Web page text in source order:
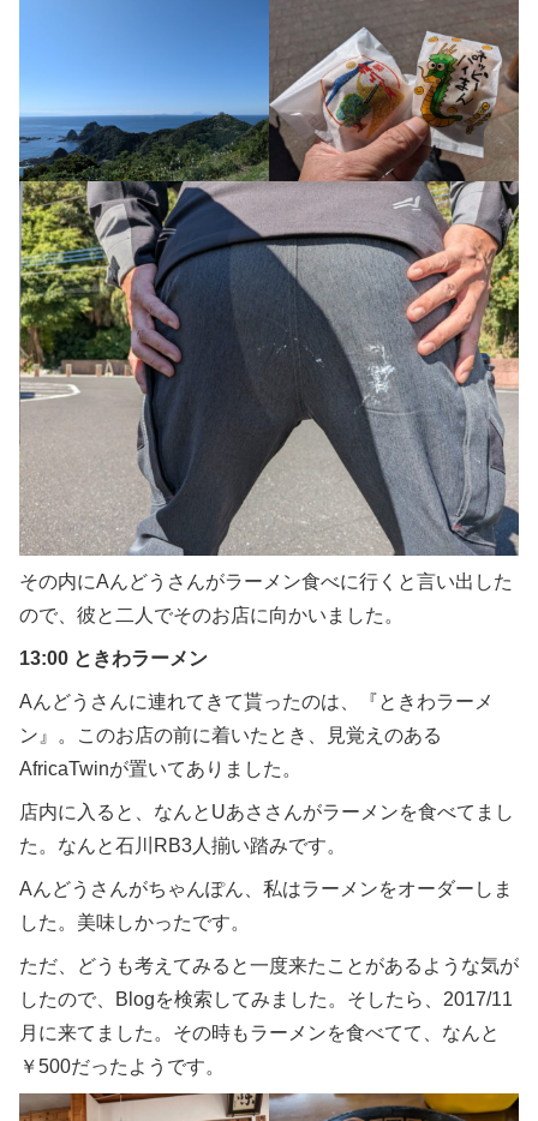
その内にAんどうさんがラーメン食べに行くと言い出した
ので、彼と二人でそのお店に向かいました。
13:00 ときわラーメン
Aんどうさんに連れてきて貰ったのは、『ときわラーメ
ン』。このお店の前に着いたとき、見覚えのある
AfricaTwinが置いてありました。
店内に入ると、なんとUあささんがラーメンを食べてまし
た。なんと石川RB3人揃い踏みです。
Aんどうさんがちゃんぽん、私はラーメンをオーダーしま
した。美味しかったです。
ただ、どうも考えてみると一度来たことがあるような気が
したので、Blogを検索してみました。そしたら、2017/11
月に来てました。その時もラーメンを食べてて、なんと
￥500だったようです。